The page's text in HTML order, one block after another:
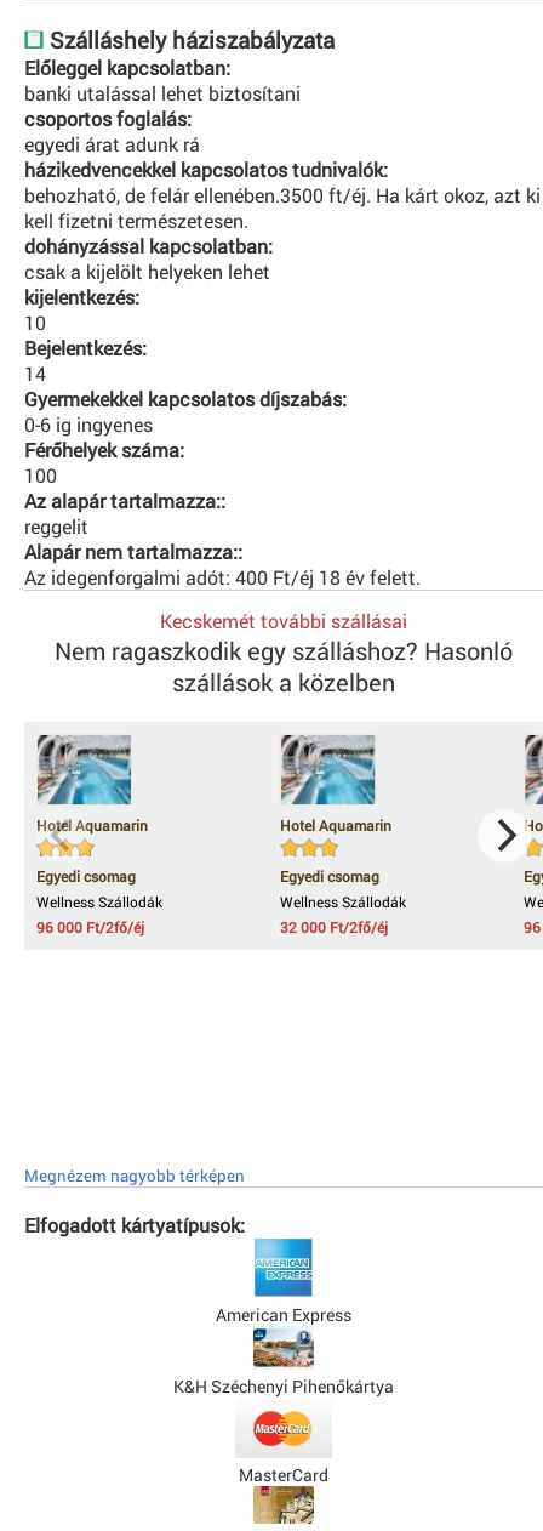
Szálláshely háziszabályzata
Előleggel kapcsolatban:
banki utalással lehet biztosítani
csoportos foglalás:
egyedi árat adunk rá
házikedvencekkel kapcsolatos tudnivalók:
behozható, de felár ellenében.3500 ft/éj. Ha kárt okoz, azt ki
kell fizetni természetesen.
dohányzással kapcsolatban:
csak a kijelölt helyeken lehet
kijelentkezés:
10
Bejelentkezés:
14
Gyermekekkel kapcsolatos díjszabás:
0-6 ig ingyenes
Férőhelyek száma:
100
Az alapár tartalmazza::
reggelit
Alapár nem tartalmazza::
Az idegenforgalmi adót: 400 Ft/éj 18 év felett.
Kecskemét további szállásai
Nem ragaszkodik egy szálláshoz? Hasonló
szállások a közelben
Hotel Aquamarin
Egyedi csomag
Wellness Szállodák
96 000 Ft/2fő/éj
Hotel Aquamarin
Egyedi csomag
Wellness Szállodák
32 000 Ft/2fő/éj
Megnézem nagyobb térképen
Elfogadott kártyatípusok:
American Express
K&H Széchenyi Pihenőkártya
MasterCard